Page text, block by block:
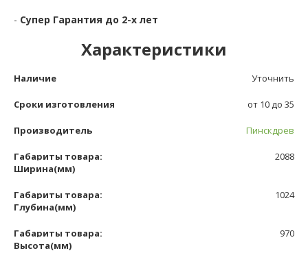
- Супер Гарантия до 2-х лет
Характеристики
Наличие Уточнить
Сроки изготовления от 10 до 35
Производитель Пинскдрев
Габариты товара:
Ширина(мм)
2088
Габариты товара:
Глубина(мм)
1024
Габариты товара:
Высота(мм)
970